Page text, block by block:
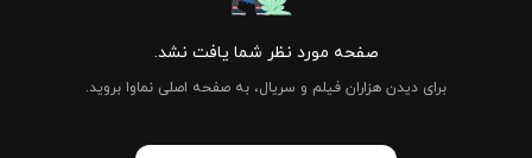
صفحه مورد نظر شما یافت نشد.
برای دیدن هزاران فیلم و سریال، به صفحه اصلی نماوا بروید.